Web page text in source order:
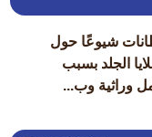
شيوعًا حول
الجلد بسبب
وراثية وب...